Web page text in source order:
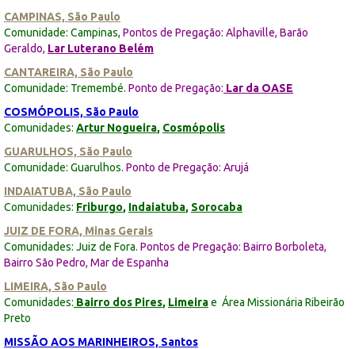
CAMPINAS, São Paulo
Comunidade: Campinas, Pontos de Pregação: Alphaville, Barão
Geraldo, Lar Luterano Belém
CANTAREIRA, São Paulo
Comunidade: Tremembé. Ponto de Pregação: Lar da OASE
COSMÓPOLIS, São Paulo
Comunidades: Artur Nogueira, Cosmópolis
GUARULHOS, São Paulo
Comunidade: Guarulhos. Ponto de Pregação: Arujá
INDAIATUBA, São Paulo
Comunidades: Friburgo, Indaiatuba, Sorocaba
JUIZ DE FORA, Minas Gerais
Comunidades: Juiz de Fora. Pontos de Pregação: Bairro Borboleta,
Bairro São Pedro, Mar de Espanha
LIMEIRA, São Paulo
Comunidades: Bairro dos Pires, Limeirae Área Missionária Ribeirão
Preto
MISSÃO AOS MARINHEIROS, Santos